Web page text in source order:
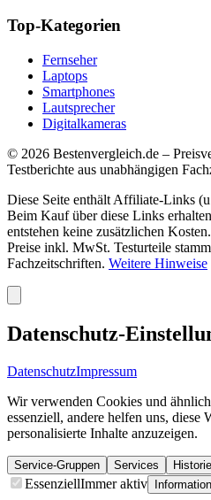
Top-Kategorien
Fernseher
Laptops
Smartphones
Lautsprecher
Digitalkameras
© 2026 Bestenvergleich.de –
Testberichte aus unabhängigen
Diese Seite enthält Affiliate-Links
Beim Kauf über diese Links
entstehen keine zusätzlichen
Preise inkl. MwSt. Testurteile
Fachzeitschriften. Weitere Hinweise
Datenschutz-
DatenschutzImpressum
Wir verwenden Cookies und
essenziell, andere helfen uns, diese
personalisierte Inhalte anzuzeigen.
Service-Gruppen Services Historie
EssenziellImmer aktiv